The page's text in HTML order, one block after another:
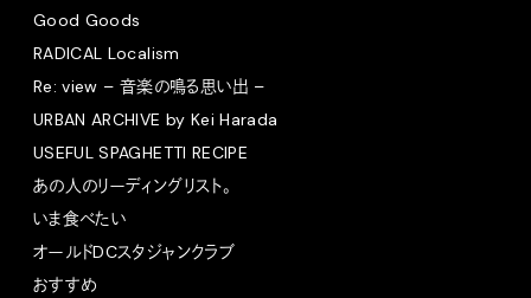
Good Goods
RADICAL Localism
Re: view – 音楽の鳴る思い出 –
URBAN ARCHIVE by Kei Harada
USEFUL SPAGHETTI RECIPE
あの人のリーディングリスト。
いま食べたい
オールドDCスタジャンクラブ
おすすめ